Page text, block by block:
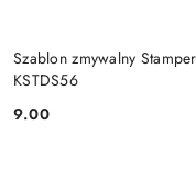
Szablon zmywalny
KSTDS56
Cena:
9.00